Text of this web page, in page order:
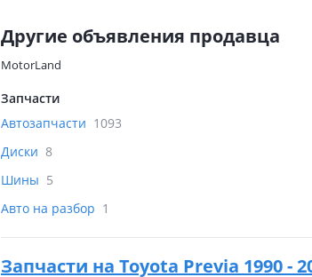
Другие объявления продавца
MotorLand
Запчасти
Автозапчасти 1093
Диски 8
Шины 5
Авто на разбор 1
Запчасти на Toyota Previa 1990 -